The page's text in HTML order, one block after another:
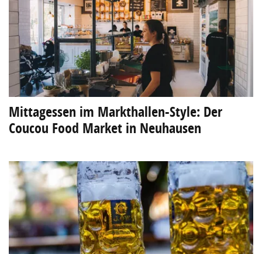
Mittagessen im Markthallen-Style: Der
Coucou Food Market in Neuhausen